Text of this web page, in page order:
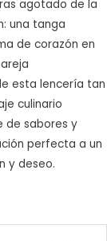
agotado de la
una tanga
de corazón en
esta lencería tan
culinario
de sabores y
perfecta a un
y deseo.